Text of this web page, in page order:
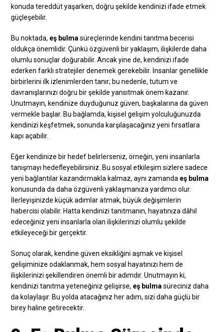
konuda tereddüt yaşarken, doğru şekilde kendinizi ifade etmek
güçleşebilir.
Bu noktada, eş bulma süreçlerinde kendini tanıtma becerisi
oldukça önemlidir. Çünkü özgüvenli bir yaklaşım, ilişkilerde daha
olumlu sonuçlar doğurabilir. Ancak yine de, kendinizi ifade
ederken farklı stratejiler denemek gerekebilir. İnsanlar genellikle
birbirlerini ilk izlenimlerden tanır; bu nedenle, tutum ve
davranışlarınızı doğru bir şekilde yansıtmak önem kazanır.
Unutmayın, kendinize duyduğunuz güven, başkalarına da güven
vermekle başlar. Bu bağlamda, kişisel gelişim yolculuğunuzda
kendinizi keşfetmek, sonunda karşılaşacağınız yeni fırsatlara
kapı açabilir.
Eğer kendinize bir hedef belirlerseniz, örneğin, yeni insanlarla
tanışmayı hedefleyebilirsiniz. Bu sosyal etkileşim sizlere sadece
yeni bağlantılar kazandırmakla kalmaz, aynı zamanda eş bulma
konusunda da daha özgüvenli yaklaşmanıza yardımcı olur.
İlerleyişinizde küçük adımlar atmak, büyük değişimlerin
habercisi olabilir. Hatta kendinizi tanıtmanın, hayatınıza dâhil
edeceğiniz yeni insanlarla olan ilişkilerinizi olumlu şekilde
etkileyeceği bir gerçektir.
Sonuç olarak, kendine güven eksikliğini aşmak ve kişisel
gelişiminize odaklanmak, hem sosyal hayatınızı hem de
ilişkilerinizi şekillendiren önemli bir adımdır. Unutmayın ki,
kendinizi tanıtma yeteneğiniz gelişirse, eş bulma süreciniz daha
da kolaylaşır. Bu yolda atacağınız her adım, sizi daha güçlü bir
birey haline getirecektir.